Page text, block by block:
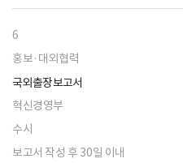
6
홍보·대외협력
국외출장보고서
혁신경영부
수시
보고서 작성 후 30일 이내